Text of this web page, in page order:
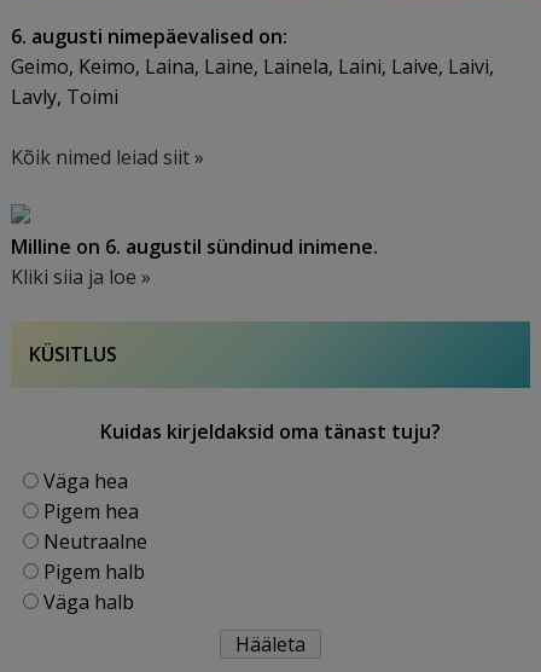
6. augusti nimepäevalised on:
Geimo, Keimo, Laina, Laine, Lainela, Laini, Laive, Laivi,
Lavly, Toimi
Kõik nimed leiad siit »
Milline on 6. augustil sündinud inimene.
Kliki siia ja loe »
KÜSITLUS
Kuidas kirjeldaksid oma tänast tuju?
Väga hea
Pigem hea
Neutraalne
Pigem halb
Väga halb